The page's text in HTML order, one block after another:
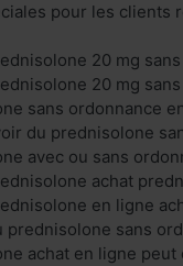
pour les clients
20 mg
20 mg
sans ordonnance
du prednisolone
avec ou sans
achat
en ligne
prednisolone sans
achat en ligne